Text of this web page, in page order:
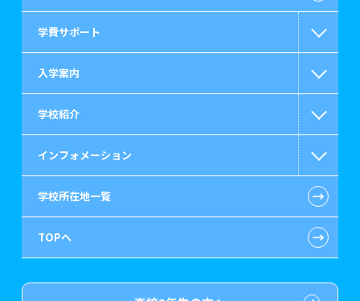
警察官・消防官系
救急救命士系
公認会計士・税理士系
ビジネス系
情報IT系
ゲーム・CG・デザイン系
学費サポート
高等教育の修学支援新制度
日本学生支援機構の奨学金
国の教育ローン
提携教育ローン
保育士修学資金貸付制度
入学案内
一般入学
AO入学
指定校推薦入学
特別推薦入学
学校紹介
在校生からあなたへ
施設・研修所
学生寮・マンションのご案内
インフォメーション
お知らせ・新着情報
在校生へのお知らせ
学校所在地一覧 ←
TOPへ ←